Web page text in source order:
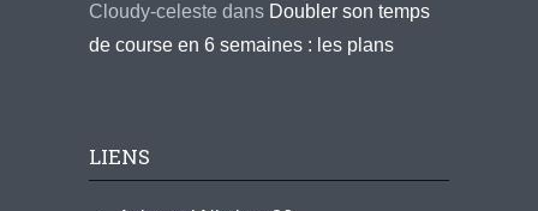
Cloudy-celeste dans Doubler son temps
de course en 6 semaines : les plans
LIENS